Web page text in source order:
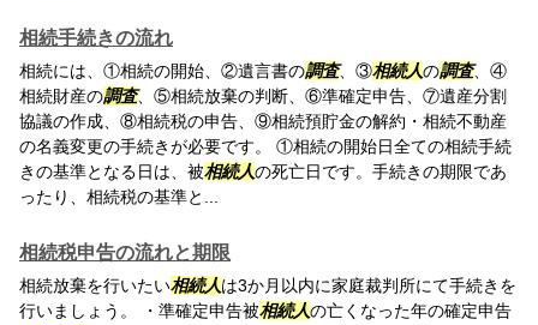
相続手続きの流れ
相続には、①相続の開始、②遺言書の調査、③相続人の調査、④
相続財産の調査、⑤相続放棄の判断、⑥準確定申告、⑦遺産分割
協議の作成、⑧相続税の申告、⑨相続預貯金の解約・相続不動産
の名義変更の手続きが必要です。 ①相続の開始日全ての相続手続
きの基準となる日は、被相続人の死亡日です。手続きの期限であ
ったり、相続税の基準と...
相続税申告の流れと期限
相続放棄を行いたい相続人は3か月以内に家庭裁判所にて手続きを
行いましょう。 ・準確定申告被相続人の亡くなった年の確定申告